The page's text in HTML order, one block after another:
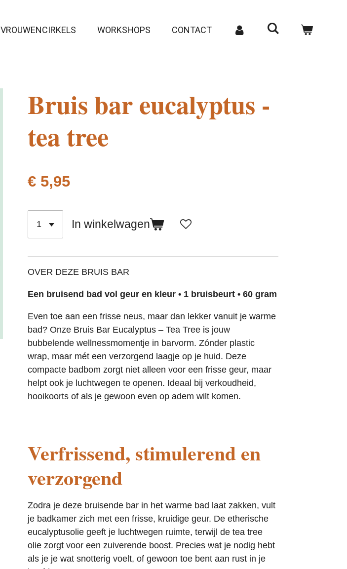
VROUWENCIRKELS WORKSHOPS CONTACT
Bruis bar eucalyptus -
tea tree
€ 5,95
In winkelwagen
OVER DEZE BRUIS BAR
Een bruisend bad vol geur en kleur • 1 bruisbeurt • 60 gram
Even toe aan een frisse neus, maar dan lekker vanuit je warme
bad? Onze Bruis Bar Eucalyptus – Tea Tree is jouw
bubbelende wellnessmomentje in barvorm. Zónder plastic
wrap, maar mét een verzorgend laagje op je huid. Deze
compacte badbom zorgt niet alleen voor een frisse geur, maar
helpt ook je luchtwegen te openen. Ideaal bij verkoudheid,
hooikoorts of als je gewoon even op adem wilt komen.
Verfrissend, stimulerend en
verzorgend
Zodra je deze bruisende bar in het warme bad laat zakken, vult
je badkamer zich met een frisse, kruidige geur. De etherische
eucalyptusolie geeft je luchtwegen ruimte, terwijl de tea tree
olie zorgt voor een zuiverende boost. Precies wat je nodig hebt
als je je wat snotterig voelt, of gewoon toe bent aan rust in je